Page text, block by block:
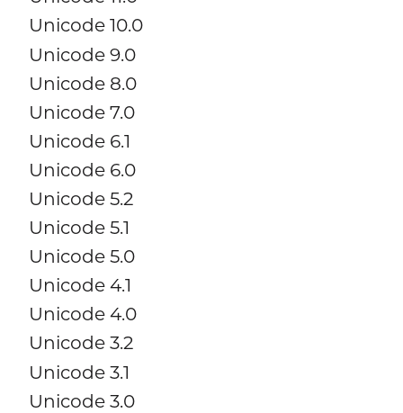
Unicode 10.0
Unicode 9.0
Unicode 8.0
Unicode 7.0
Unicode 6.1
Unicode 6.0
Unicode 5.2
Unicode 5.1
Unicode 5.0
Unicode 4.1
Unicode 4.0
Unicode 3.2
Unicode 3.1
Unicode 3.0